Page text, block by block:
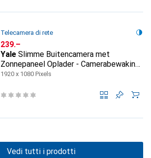
Telecamera di rete
CHF
239.–
Yale Slimme Buitencamera met
Zonnepaneel Oplader - Camerabewaking
- Solar Panel -
1920 x 1080 Pixels
Vedi tutti i prodotti